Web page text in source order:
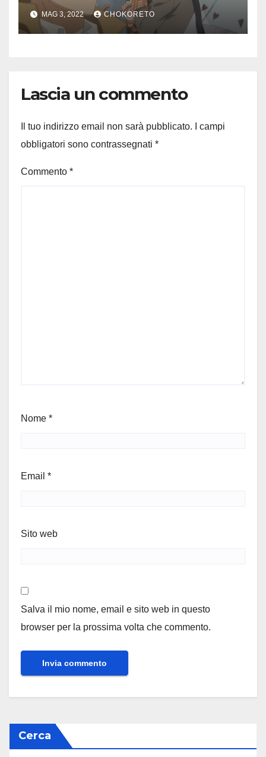
MAG 3, 2022 CHOKORETO
Lascia un commento
Il tuo indirizzo email non sarà pubblicato.
I campi
obbligatori sono contrassegnati *
Commento *
Nome *
Email *
Sito web
Salva il mio nome, email e sito web in questo
browser per la prossima volta che commento.
Cerca